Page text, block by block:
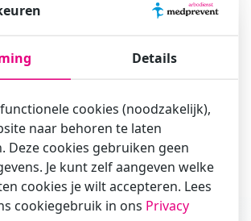
Achternaam
het e-mailadres in waarmee je
correspondeert
ook een cursist?
Details
cookies (noodzakelijk),
naar behoren te laten
Deze cookies gebruiken geen
Je kunt zelf aangeven welke
cookies je wilt accepteren. Lees
cookiegebruik in ons Privacy